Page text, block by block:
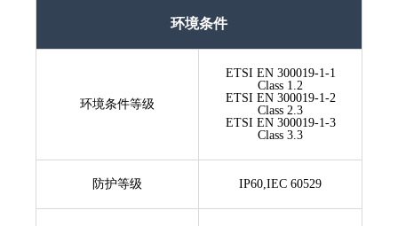
环境条件
环境条件等级
ETSI EN 300019-1-1
Class 1.2
ETSI EN 300019-1-2
Class 2.3
ETSI EN 300019-1-3
Class 3.3
防护等级 IP60,IEC 60529